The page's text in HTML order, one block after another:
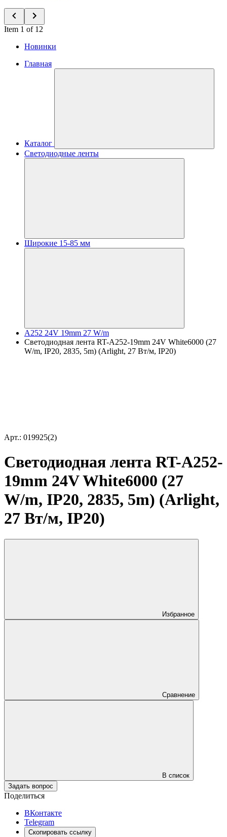
Item 1 of 12
Новинки
Главная
Каталог
Светодиодные ленты
Широкие 15-85 мм
A252 24V 19mm 27 W/m
Светодиодная лента RT-A252-19mm 24V White6000 (27
W/m, IP20, 2835, 5m) (Arlight, 27 Вт/м, IP20)
Арт.: 019925(2)
Светодиодная лента RT-A252-
19mm 24V White6000 (27
W/m, IP20, 2835, 5m) (Arlight,
27 Вт/м, IP20)
Избранное
Сравнение
В список
Задать вопрос
Поделиться
ВКонтакте
Telegram
Скопировать ссылку